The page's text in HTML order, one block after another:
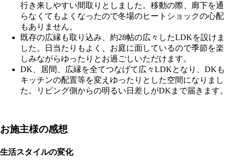
行き来しやすい間取りとしました。移動の際、廊下を通
らなくてもよくなったので冬場のヒートショックの心配
もありません。
既存の広縁も取り込み、約28帖の広々したLDKを設けま
した。日当たりもよく、お庭に面しているので季節を楽
しみながらゆったりとお過ごしいただけます。
DK、居間、広縁を全てつなげて広々LDKとなり、DKも
キッチンの配置等を変えゆったりとした空間になりまし
た。リビング側からの明るい日差しがDKまで届きます。
お施主様の感想
生活スタイルの変化